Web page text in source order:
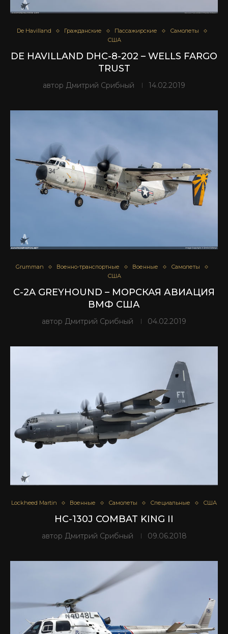
De Havilland Гражданские Пассажирские
Самолеты
США
DE HAVILLAND DHC-8-202 – WELLS FARGO
TRUST
автор Дмитрий Срибный 14.02.2019
Grumman Военно-транспортные Военные
Самолеты
США
C-2A GREYHOUND – МОРСКАЯ АВИАЦИЯ
ВМФ США
автор Дмитрий Срибный 04.02.2019
Lockheed Martin Военные Самолеты Специальные США
HC-130J COMBAT KING II
автор Дмитрий Срибный 09.06.2018